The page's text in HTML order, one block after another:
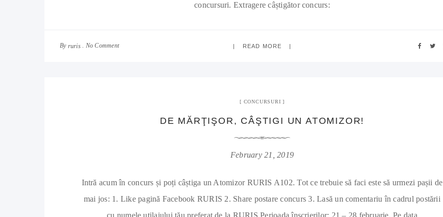
concursuri. Extragere câștigător concurs:
By ruris No Comment READ MORE
CONCURSURI
DE MĂRŢIŞOR, CÂŞTIGI UN ATOMIZOR!
February 21, 2019
Intră acum în concurs și poți câștiga un Atomizor RURIS A102. Tot ce trebuie să faci este să urmezi pașii de
mai jos: 1. Like pagină Facebook RURIS 2. Share postare concurs 3. Lasă un comentariu în cadrul postării
cu numele utilajului tău preferat de la RURIS Perioada înscrierilor: 21 – 28 februarie. Pe data